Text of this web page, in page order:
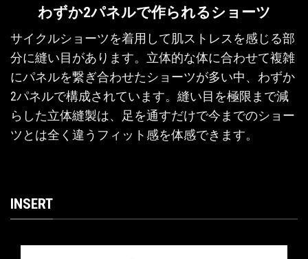
わずか2パネルで作られるショーツ
サイクルショーツを着用して肌ストレスを感じる部
分に縫い目があります。立体的な体に合わせて複雑
にパネルを繋ぎ合わせたショーツが多い中、わずか
2パネルで構成されています。縫い目を極限まで減
らした立体縫製は、足を通すだけで今までのショー
ツとは全く違うフィット感を体感できます。
INSERT